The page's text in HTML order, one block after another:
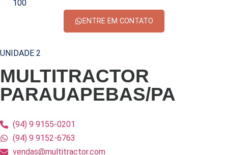
100
ENTRE EM CONTATO
UNIDADE 2
MULTITRACTOR
PARAUAPEBAS/PA
(94) 9 9155-0201
(94) 9 9152-6763
vendas@multitractor.com